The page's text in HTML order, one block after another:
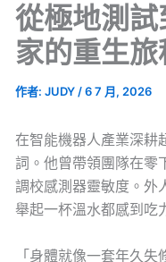
從極地測
家的重生旅
作者: JUDY /6 7 月, 2026
在智能機器人產業深耕
詞。他曾帶領團隊在零
調校感測器靈敏度。外
舉起一杯溫水都感到吃
「身體就像一套年久